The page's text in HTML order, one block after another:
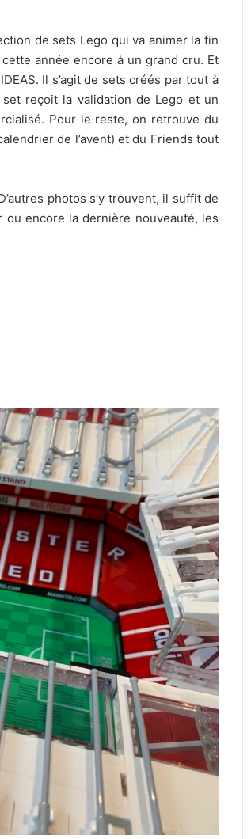
de sets Lego qui va animer la fin
année encore à un grand cru. Et
Il s’agit de sets créés par tout à
reçoit la validation de Lego et un
Pour le reste, on retrouve du
de l’avent) et du Friends tout
photos s’y trouvent, il suffit de
encore la dernière nouveauté, les